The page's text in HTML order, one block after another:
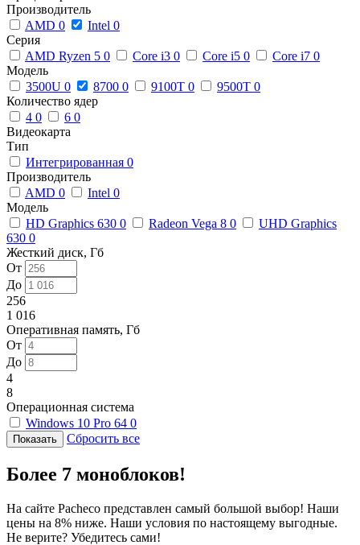
Производитель
AMD 0 Intel 0
Серия
AMD Ryzen 5 0 Core i3 0 Core i5 0 Core i7 0
Модель
3500U 0 8700 0 9100T 0 9500T 0
Количество ядер
4 0 6 0
Видеокарта
Тип
Интегрированная 0
Производитель
AMD 0 Intel 0
Модель
HD Graphics 630 0 Radeon Vega 8 0
UHD Graphics
630 0
Жесткий диск, Гб
От
До
256
1 016
Оперативная память, Гб
От
До
4
8
Операционная система
Windows 10 Pro 64 0
Сбросить все
Более 7 моноблоков!
На сайте Pacheco представлен самый большой выбор! Наши
цены на 8% ниже. Наши условия по настоящему выгодные.
Не верите? Убедитесь сами!